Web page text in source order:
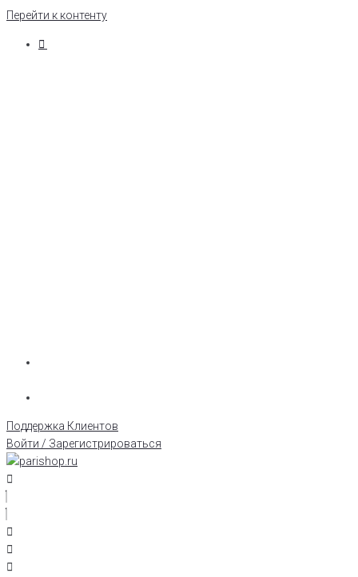
Перейти к контенту
Поддержка Клиентов
Войти / Зарегистрироваться